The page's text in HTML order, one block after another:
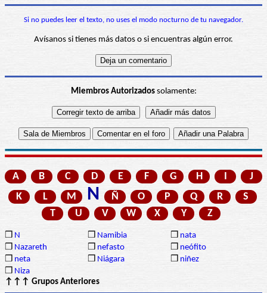
Si no puedes leer el texto, no uses el modo nocturno de tu navegador.
Avísanos si tienes más datos o si encuentras algún error.
Miembros Autorizadossolamente:
A B C D E F G H I
J
K
L M N Ñ O P Q R
S
T
U V W X Y Z
❒ N ❒ Namibia ❒ nata
❒ Nazareth ❒ nefasto ❒ neófito
❒ neta ❒ Niágara ❒ niñez
❒ Niza
↑↑↑ Grupos Anteriores